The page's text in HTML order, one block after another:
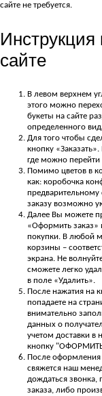
сайте не требуется.
сайте
В левом верхнем
этого можно
букеты на сайте
определенного
Для того чтобы
кнопку
где можно
Помимо цветов в
как: коробочка
предварительному
заказу возможно
Далее Вы можете
«Оформить заказ»
покупки. В любой
корзины –
экрана. Не
сможете легко
в поле «Удалить».
После нажатия на
попадаете на
внимательно
данных о
учетом доставки в
кнопку
После оформления
свяжется наш
дождаться звонка,
заказа, либо